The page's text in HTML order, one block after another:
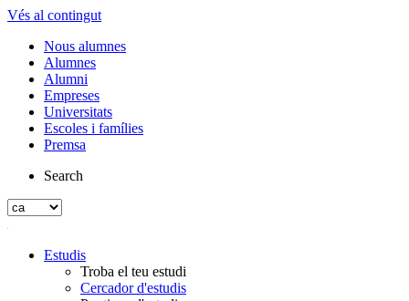
Vés al contingut
Nous alumnes
Alumnes
Alumni
Empreses
Universitats
Escoles i famílies
Premsa
Search
Estudis
Troba el teu estudi
Cercador d'estudis